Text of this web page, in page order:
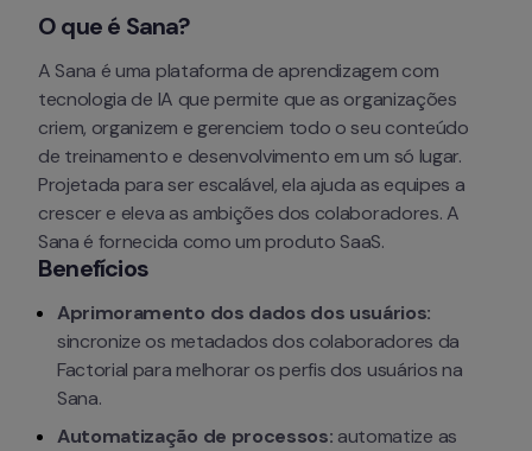
O que é Sana?
A Sana é uma plataforma de aprendizagem com
tecnologia de IA que permite que as organizações
criem, organizem e gerenciem todo o seu conteúdo
de treinamento e desenvolvimento em um só lugar.
Projetada para ser escalável, ela ajuda as equipes a
crescer e eleva as ambições dos colaboradores. A
Sana é fornecida como um produto SaaS.
Benefícios
sincronize os metadados dos colaboradores da
Factorial para melhorar os perfis dos usuários na
Sana.
Automatização de processos: automatize as